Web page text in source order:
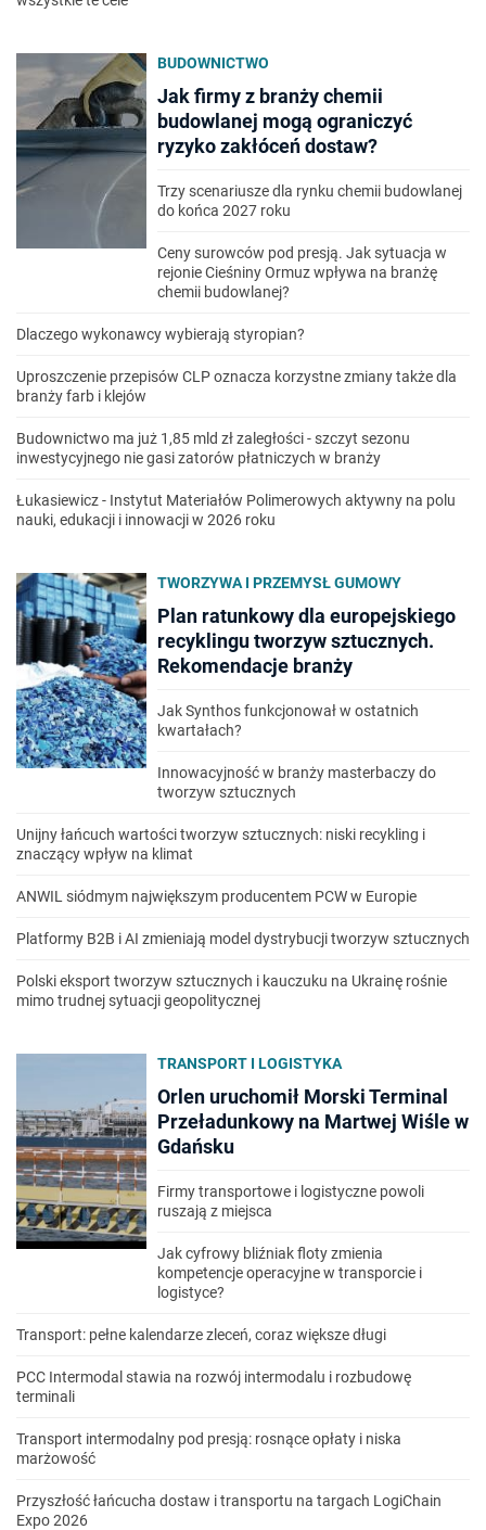
BUDOWNICTWO
Jak firmy z branży chemii
budowlanej mogą ograniczyć
ryzyko zakłóceń dostaw?
Trzy scenariusze dla rynku chemii budowlanej
do końca 2027 roku
Ceny surowców pod presją. Jak sytuacja w
rejonie Cieśniny Ormuz wpływa na branżę
chemii budowlanej?
Dlaczego wykonawcy wybierają styropian?
Uproszczenie przepisów CLP oznacza korzystne zmiany także dla
branży farb i klejów
Budownictwo ma już 1,85 mld zł zaległości - szczyt sezonu
inwestycyjnego nie gasi zatorów płatniczych w branży
Łukasiewicz - Instytut Materiałów Polimerowych aktywny na polu
nauki, edukacji i innowacji w 2026 roku
TWORZYWA I PRZEMYSŁ GUMOWY
Plan ratunkowy dla europejskiego
recyklingu tworzyw sztucznych.
Rekomendacje branży
Jak Synthos funkcjonował w ostatnich
kwartałach?
Innowacyjność w branży masterbaczy do
tworzyw sztucznych
Unijny łańcuch wartości tworzyw sztucznych: niski recykling i
znaczący wpływ na klimat
ANWIL siódmym największym producentem PCW w Europie
Platformy B2B i AI zmieniają model dystrybucji tworzyw sztucznych
Polski eksport tworzyw sztucznych i kauczuku na Ukrainę rośnie
mimo trudnej sytuacji geopolitycznej
TRANSPORT I LOGISTYKA
Orlen uruchomił Morski Terminal
Przeładunkowy na Martwej Wiśle w
Gdańsku
Firmy transportowe i logistyczne powoli
ruszają z miejsca
Jak cyfrowy bliźniak floty zmienia
kompetencje operacyjne w transporcie i
logistyce?
Transport: pełne kalendarze zleceń, coraz większe długi
PCC Intermodal stawia na rozwój intermodalu i rozbudowę
terminali
Transport intermodalny pod presją: rosnące opłaty i niska
marżowość
Przyszłość łańcucha dostaw i transportu na targach LogiChain
Expo 2026